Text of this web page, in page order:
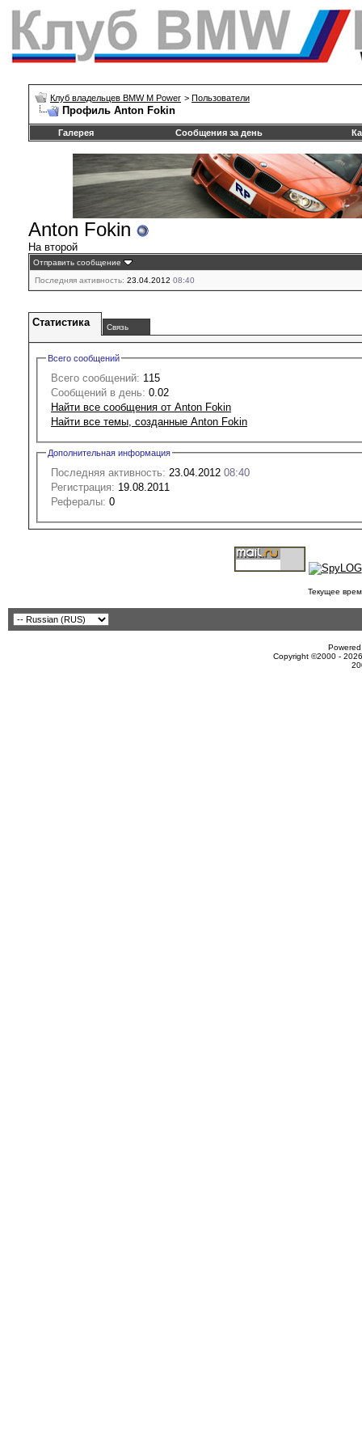
Клуб владельцев BMW M Power > Пользователи
Профиль Anton Fokin
Галерея Сообщения за день
Anton Fokin
На второй
Отправить сообщение
Последняя активность: 23.04.2012 08:40
Статистика Связь
Всего сообщений
Всего сообщений: 115
Сообщений в день: 0.02
Найти все сообщения от Anton Fokin
Найти все темы, созданные Anton Fokin
Дополнительная информация
Последняя активность: 23.04.2012 08:40
Регистрация: 19.08.2011
Рефералы: 0
Текущее
Copyright ©2000 -